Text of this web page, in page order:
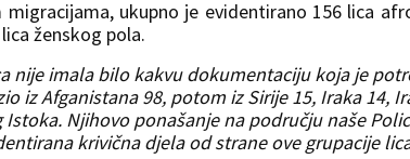
migracijama, ukupno je evidentirano 156 lica
ženskog pola.
nije imala bilo kakvu dokumentaciju koja je
iz Afganistana 98, potom iz Sirije 15, Iraka 14,
Njihovo ponašanje na području naše
krivična djela od strane ove grupacije